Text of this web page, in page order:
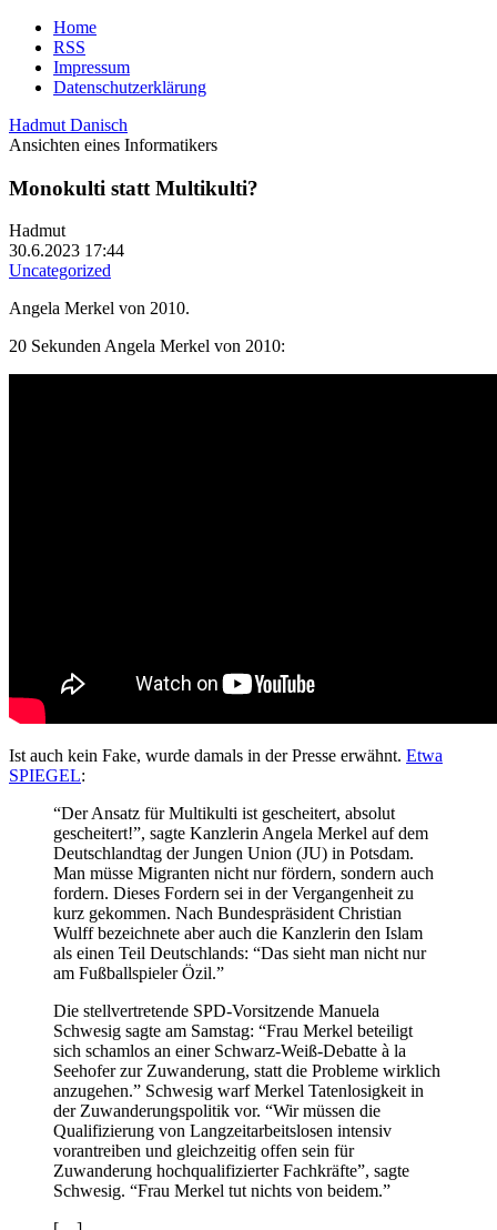
Home
RSS
Impressum
Datenschutzerklärung
Hadmut Danisch
Ansichten eines Informatikers
Monokulti statt Multikulti?
Hadmut
30.6.2023 17:44
Uncategorized
Angela Merkel von 2010.
20 Sekunden Angela Merkel von 2010:
Ist auch kein Fake, wurde damals in der Presse erwähnt. Etwa
SPIEGEL:
“Der Ansatz für Multikulti ist gescheitert, absolut
gescheitert!”, sagte Kanzlerin Angela Merkel auf dem
Deutschlandtag der Jungen Union (JU) in Potsdam.
Man müsse Migranten nicht nur fördern, sondern auch
fordern. Dieses Fordern sei in der Vergangenheit zu
kurz gekommen. Nach Bundespräsident Christian
Wulff bezeichnete aber auch die Kanzlerin den Islam
als einen Teil Deutschlands: “Das sieht man nicht nur
am Fußballspieler Özil.”
Die stellvertretende SPD-Vorsitzende Manuela
Schwesig sagte am Samstag: “Frau Merkel beteiligt
sich schamlos an einer Schwarz-Weiß-Debatte à la
Seehofer zur Zuwanderung, statt die Probleme wirklich
anzugehen.” Schwesig warf Merkel Tatenlosigkeit in
der Zuwanderungspolitik vor. “Wir müssen die
Qualifizierung von Langzeitarbeitslosen intensiv
vorantreiben und gleichzeitig offen sein für
Zuwanderung hochqualifizierter Fachkräfte”, sagte
Schwesig. “Frau Merkel tut nichts von beidem.”